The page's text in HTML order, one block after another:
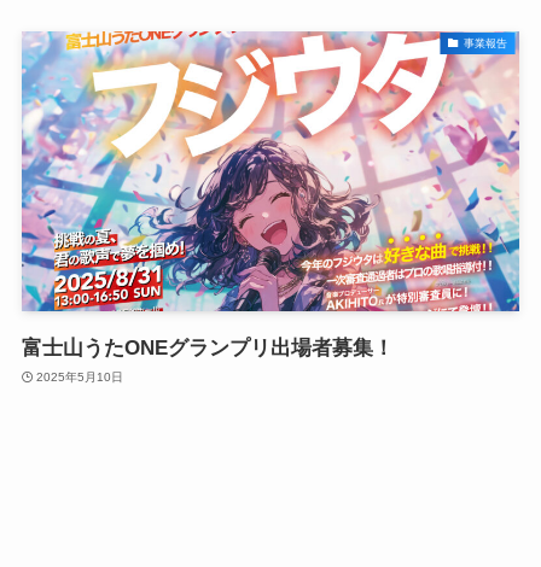
事業報告
富士山うたONEグランプリ出場者募集！
2025年5月10日